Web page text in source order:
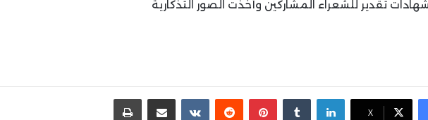
تقدير للشعراء المشاركين وأخذت الصور التذكارية
X
لينكدإن بينتيريست مشاركة عبر البريد طباعة